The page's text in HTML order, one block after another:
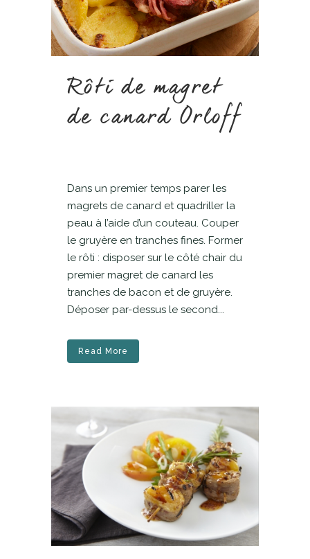
Rôti de magret
de canard Orloff
Dans un premier temps parer les
magrets de canard et quadriller la
peau à l’aide d’un couteau. Couper
le gruyère en tranches fines. Former
le rôti : disposer sur le côté chair du
premier magret de canard les
tranches de bacon et de gruyère.
Déposer par-dessus le second...
Read More